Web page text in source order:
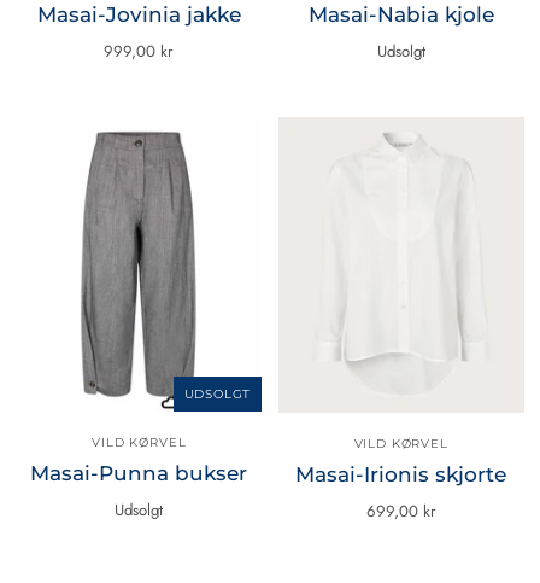
Masai-Jovinia jakke
999,00 kr
Masai-Nabia kjole
Udsolgt
UDSOLGT
VILD KØRVEL
Masai-Punna bukser
Udsolgt
VILD KØRVEL
Masai-Irionis skjorte
699,00 kr